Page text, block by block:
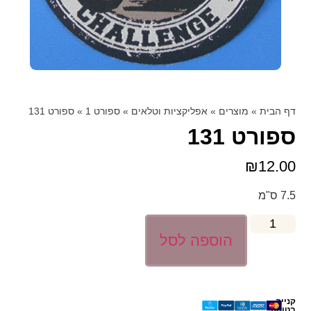
דף הבית » מוצרים » אפליקציות וטלאים »ספורט 1 »ספורט 131
ספורט 131
₪12.00
7.5 ס"מ
הוספה לסל
קנייה